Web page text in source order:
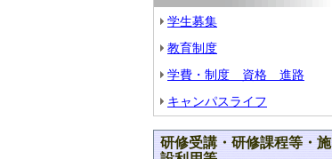
学生募集
教育制度
学費・制度 資格 進路
キャンパスライフ
研修受講・研修課程等・施